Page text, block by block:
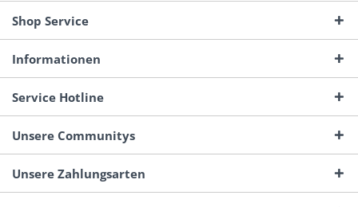
Shop Service
Informationen
Service Hotline
Unsere Communitys
Unsere Zahlungsarten